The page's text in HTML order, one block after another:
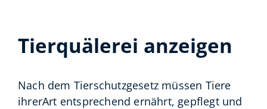
Tierquälerei anzeigen
Nach dem Tierschutzgesetz müssen Tiere
ihrerArt entsprechend ernährt, gepflegt und